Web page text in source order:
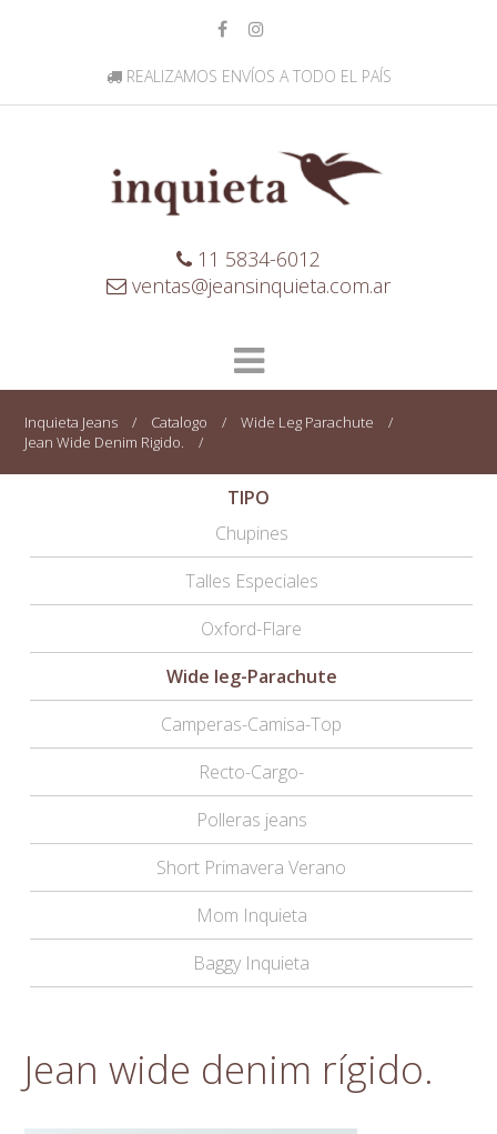
REALIZAMOS ENVÍOS A TODO EL PAÍS
11 5834-6012
ventas@jeansinquieta.com.ar
Inquieta Jeans / Catalogo / Wide Leg Parachute
/
Jean Wide Denim Rigido.
/
TIPO
Chupines
Talles Especiales
Oxford-Flare
Wide leg-Parachute
Camperas-Camisa-Top
Recto-Cargo-
Polleras jeans
Short Primavera Verano
Mom Inquieta
Baggy Inquieta
Jean wide denim rígido.